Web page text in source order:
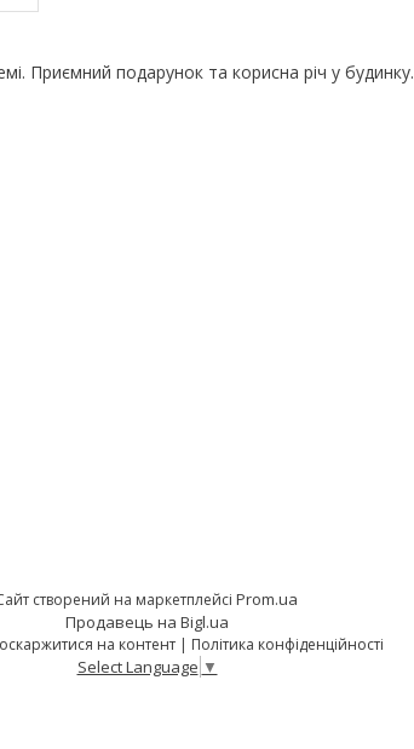
Приємний подарунок та корисна річ у будинку.
створений на маркетплейсі Prom.ua
Продавець на Bigl.ua
на контент | Політика конфіденційності
Select Language ▼